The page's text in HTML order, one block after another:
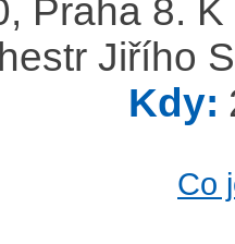
Praha 8.
Jiřího
Kdy:
Co